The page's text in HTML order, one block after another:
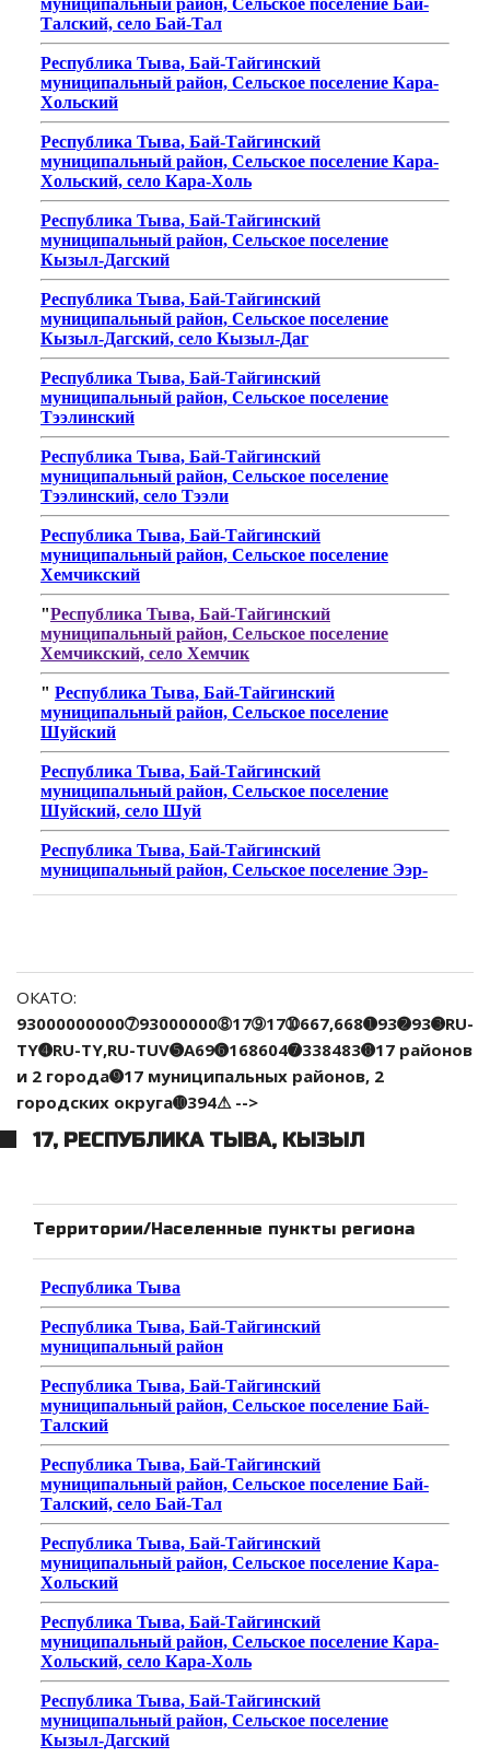
ОКАТО:
93000000000➆93000000➇17➈17➉667,668➊93➋93➌RU-
TY➍RU-TY,RU-TUV➎A69➏168604➐338483➑17 районов
и 2 города➒17 муниципальных районов, 2
городских округа➓394⚠ -->
17, РЕСПУБЛИКА ТЫВА, КЫЗЫЛ
Территории/Населенные пункты региона